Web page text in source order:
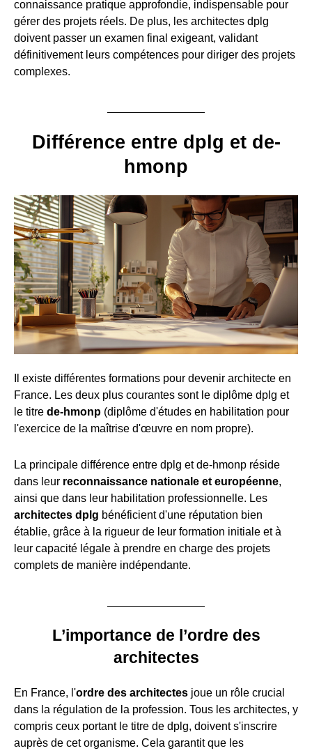
connaissance pratique approfondie, indispensable pour
gérer des projets réels. De plus, les architectes dplg
doivent passer un examen final exigeant, validant
définitivement leurs compétences pour diriger des projets
complexes.
Différence entre dplg et de-
hmonp
Il existe différentes formations pour devenir architecte en
France. Les deux plus courantes sont le diplôme dplg et
le titre de-hmonp (diplôme d'études en habilitation pour
l'exercice de la maîtrise d'œuvre en nom propre).
La principale différence entre dplg et de-hmonp réside
dans leur reconnaissance nationale et européenne,
ainsi que dans leur habilitation professionnelle. Les
architectes dplg bénéficient d'une réputation bien
établie, grâce à la rigueur de leur formation initiale et à
leur capacité légale à prendre en charge des projets
complets de manière indépendante.
L’importance de l’ordre des
architectes
En France, l'ordre des architectes joue un rôle crucial
dans la régulation de la profession. Tous les architectes, y
compris ceux portant le titre de dplg, doivent s'inscrire
auprès de cet organisme. Cela garantit que les